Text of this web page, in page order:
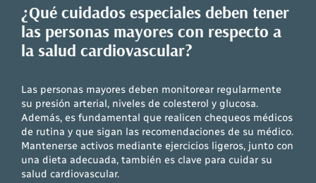
¿Qué cuidados especiales deben tener
las personas mayores con respecto a
la salud cardiovascular?
Las personas mayores deben monitorear regularmente
su presión arterial, niveles de colesterol y glucosa.
Además, es fundamental que realicen chequeos médicos
de rutina y que sigan las recomendaciones de su médico.
Mantenerse activos mediante ejercicios ligeros, junto con
una dieta adecuada, también es clave para cuidar su
salud cardiovascular.